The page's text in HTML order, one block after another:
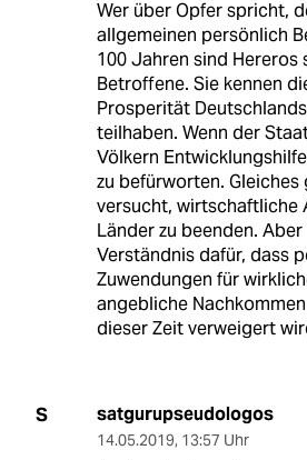
Wer über Opfer spricht,
allgemeinen persönlich
100 Jahren sind Hereros
Betroffene. Sie kennen
Prosperität
teilhaben. Wenn der
Völkern
zu befürworten.
versucht, wirtschaftliche
Länder zu beenden.
Verständnis dafür, dass
Zuwendungen für
angebliche
dieser Zeit verweigert
S satgurupseudologos
14.05.2019, 13:57 Uhr